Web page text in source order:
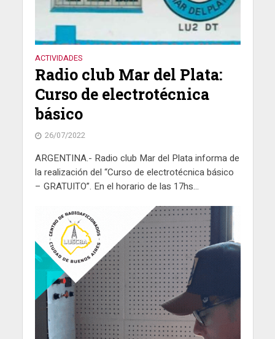
ACTIVIDADES
Radio club Mar del Plata:
Curso de electrotécnica
básico
26/07/2022
ARGENTINA.- Radio club Mar del Plata informa de
la realización del “Curso de electrotécnica básico
– GRATUITO”. En el horario de las 17hs...